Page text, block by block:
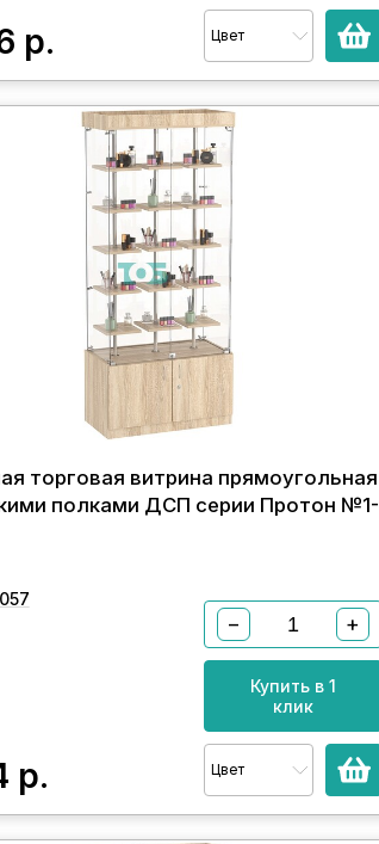
р. Цвет
торговая витрина прямоугольная
полками ДСП серии Протон №1-
р.
− +
Купить в 1
клик
Цвет